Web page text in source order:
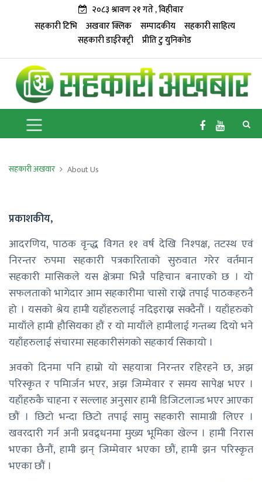
२०८३ श्रावण २१ गते , विहीवार
सहकारी टिभि
अखवार क्लिक सम्पादकीय
सहकारी साहित्य
सहकारी डाईरेक्ट्री प्रीति टु युनिकोड
सहकारी अखवार About Us
प्रकाशकीय,
आदरणिय, पाठक वृन्द्ध विगत ११ वर्ष देखि निश्पक्ष, तटस्थ एवं
निरन्तर रुपमा सहकारी पत्रकारिताको सुरुवात गरेर वर्तमान
सहकारी मासिकले यस क्षेत्रमा भिन्नै पहिचान बनाएको छ । यो
सफलताको भागेदार आम सहकारीमा चासो राख्ने तपाई पाठकहरुनै
हो । यसको श्रेय हामी यहाँहरुलाई नदिइराख्न सक्दैनौं । यहाँहरुको
मायाँले हामी हौसियका हौं र यो मायाँले हामीलाई गन्तब्य दियो भने
यहाँहरुलाई संचारमा सहकारीसंगको सहकार्य सिकायो ।
अवको दिनमा पनि हाम्रो यो सहयात्रा निरन्तर रहिरहने छ, अझ
परिस्कृत र पमिार्जन भएर, अझ जिम्मेवार र समय सापेक्ष भएर ।
यहाँहरुकै चाहना र सल्लाह अनुसार हामी डिजिटलाज्ड भएर आएका
छौं । छिटो भन्दा छिटो तपाई सामु सहकारी सामाग्री लिएर ।
खवरदारी गर्न अनी प्रवद्र्धनमा मुख्य भूमिका खेल्न । हामी निरास
भएका छैनौं, हामी झन् जिम्मेवार भएका छौं, हामी झन परिस्कृत
भएका छौं ।